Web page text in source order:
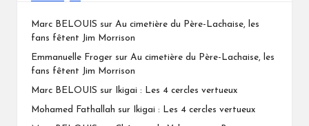
Marc BELOUIS sur Au cimetière du Père-Lachaise, les
fans fêtent Jim Morrison
Emmanuelle Froger sur Au cimetière du Père-Lachaise, les
fans fêtent Jim Morrison
Marc BELOUIS sur Ikigai : Les 4 cercles vertueux
Mohamed Fathallah sur Ikigai : Les 4 cercles vertueux